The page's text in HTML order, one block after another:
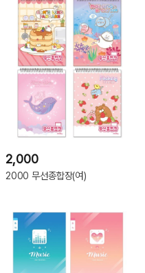
2,000
2000 무선종합장(여)